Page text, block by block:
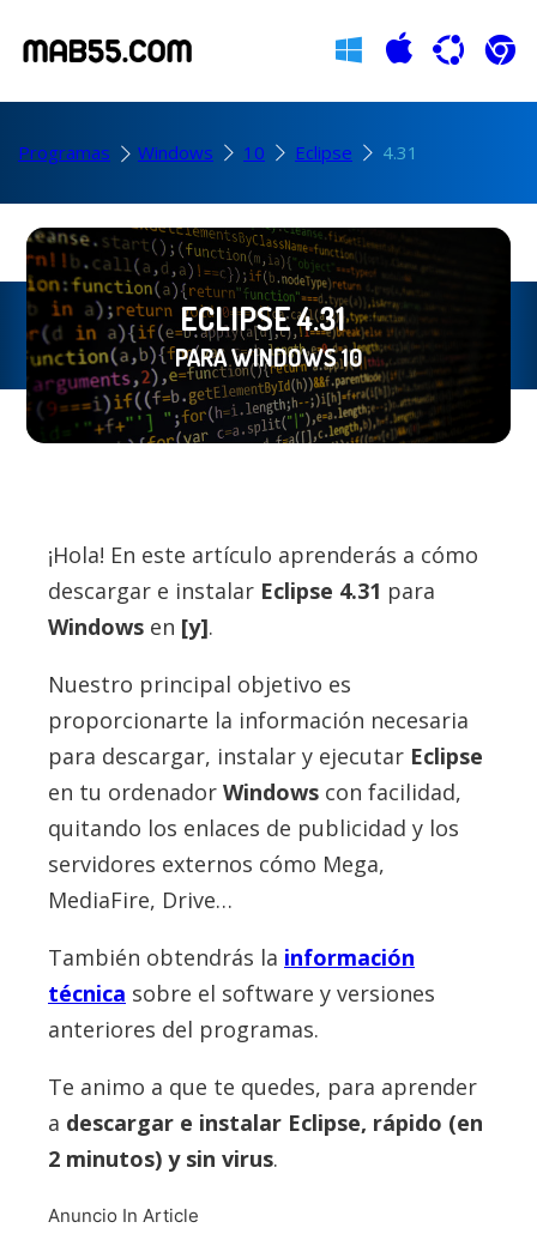
Programas Windows 10 Eclipse 4.31
ECLIPSE 4.31
PARA WINDOWS 10
¡Hola! En este artículo aprenderás a cómo
descargar e instalar Eclipse 4.31 para
Windows en [y].
Nuestro principal objetivo es
proporcionarte la información necesaria
para descargar, instalar y ejecutar Eclipse
en tu ordenador Windows con facilidad,
quitando los enlaces de publicidad y los
servidores externos cómo Mega,
MediaFire, Drive…
También obtendrás la información
técnica sobre el software y versiones
anteriores del programas.
Te animo a que te quedes, para aprender
a descargar e instalar Eclipse, rápido (en
2 minutos) y sin virus.
Anuncio In Article